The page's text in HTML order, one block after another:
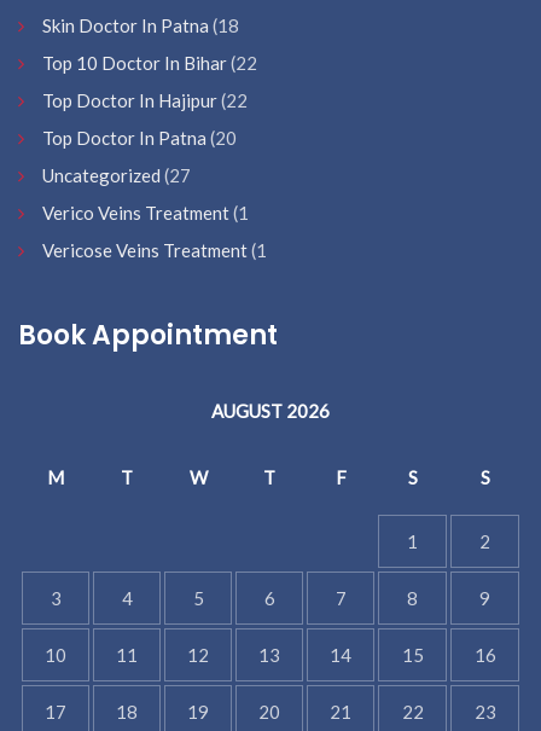
Skin Doctor In Patna (18
Top 10 Doctor In Bihar(22
Top Doctor In Hajipur(22
Top Doctor In Patna (20
Uncategorized (27
Verico Veins Treatment(1
Vericose Veins Treatment(1
Book Appointment
AUGUST 2026
M T W T F S S
1 2
3 4 5 6 7 8 9
10 11 12 13 14 15 16
17 18 19 20 21 22 23